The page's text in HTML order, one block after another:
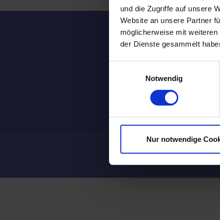
und die Zugriffe auf unsere
Website an unsere Partner
möglicherweise mit
der Dienste gesammelt
Notwendig
Nur notwendige